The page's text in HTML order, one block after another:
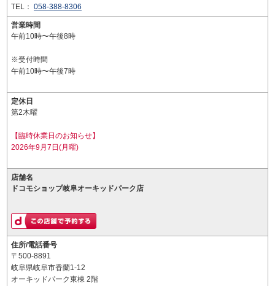
TEL： 058-388-8306
営業時間
午前10時〜午後8時
※受付時間
午前10時〜午後7時
定休日
第2木曜
【臨時休業日のお知らせ】
2026年9月7日(月曜)
店舗名
ドコモショップ岐阜オーキッドパーク店
住所/電話番号
〒500-8891
岐阜県岐阜市香蘭1-12
オーキッドパーク東棟 2階